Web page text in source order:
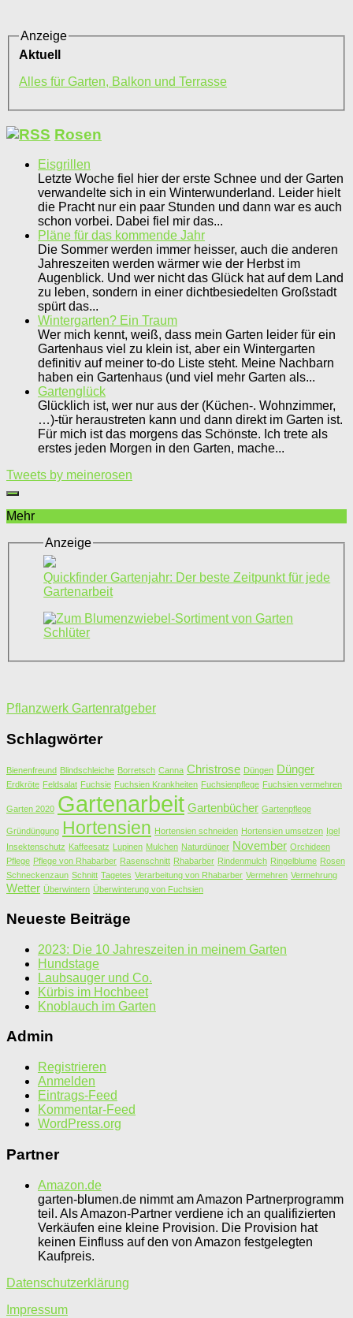
Anzeige
Aktuell
Alles für Garten, Balkon und Terrasse
Rosen
Eisgrillen
Letzte Woche fiel hier der erste Schnee und der Garten
verwandelte sich in ein Winterwunderland. Leider hielt
die Pracht nur ein paar Stunden und dann war es auch
schon vorbei. Dabei fiel mir das...
Pläne für das kommende Jahr
Die Sommer werden immer heisser, auch die anderen
Jahreszeiten werden wärmer wie der Herbst im
Augenblick. Und wer nicht das Glück hat auf dem Land
zu leben, sondern in einer dichtbesiedelten Großstadt
spürt das...
Wintergarten? Ein Traum
Wer mich kennt, weiß, dass mein Garten leider für ein
Gartenhaus viel zu klein ist, aber ein Wintergarten
definitiv auf meiner to-do Liste steht. Meine Nachbarn
haben ein Gartenhaus (und viel mehr Garten als...
Gartenglück
Glücklich ist, wer nur aus der (Küchen-. Wohnzimmer,
…)-tür heraustreten kann und dann direkt im Garten ist.
Für mich ist das morgens das Schönste. Ich trete als
erstes jeden Morgen in den Garten, mache...
Tweets by meinerosen
Mehr
Anzeige
Quickfinder Gartenjahr: Der beste Zeitpunkt für jede
Gartenarbeit
Pflanzwerk Gartenratgeber
Schlagwörter
Bienenfreund Blindschleiche Borretsch Canna Christrose Düngen Dünger
Erdkröte Feldsalat Fuchsie Fuchsien Krankheiten Fuchsienpflege Fuchsien vermehren
Garten 2020 Gartenarbeit Gartenbücher Gartenpflege
Gründüngung Hortensien Hortensien schneiden Hortensien umsetzen Igel
Insektenschutz Kaffeesatz Lupinen Mulchen Naturdünger November Orchideen
Pflege Pflege von Rhabarber Rasenschnitt Rhabarber Rindenmulch Ringelblume Rosen
Schneckenzaun Schnitt Tagetes Verarbeitung von Rhabarber Vermehren Vermehrung
Wetter Überwintern Überwinterung von Fuchsien
Neueste Beiträge
2023: Die 10 Jahreszeiten in meinem Garten
Hundstage
Laubsauger und Co.
Kürbis im Hochbeet
Knoblauch im Garten
Admin
Registrieren
Anmelden
Eintrags-Feed
Kommentar-Feed
WordPress.org
Partner
Amazon.de
garten-blumen.de nimmt am Amazon Partnerprogramm
teil. Als Amazon-Partner verdiene ich an qualifizierten
Verkäufen eine kleine Provision. Die Provision hat
keinen Einfluss auf den von Amazon festgelegten
Kaufpreis.
Datenschutzerklärung
Impressum